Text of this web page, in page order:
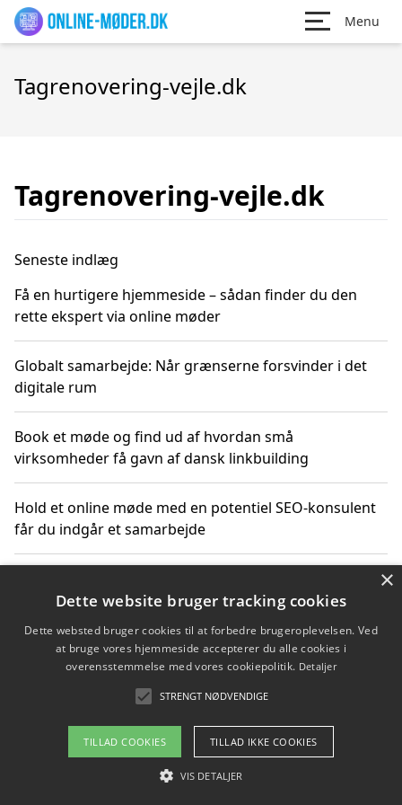
Menu
Tagrenovering-vejle.dk
Tagrenovering-vejle.dk
Seneste indlæg
Få en hurtigere hjemmeside – sådan finder du den
rette ekspert via online møder
Globalt samarbejde: Når grænserne forsvinder i det
digitale rum
Book et møde og find ud af hvordan små
virksomheder få gavn af dansk linkbuilding
Hold et online møde med en potentiel SEO-konsulent
får du indgår et samarbejde
Hold et møde med en WordPress ekspert og vælg den
mest professionelle til at vedligeholde din løsning
Copyright 2026 - Pilanto Aps
Om / kontakt
×
Dette website bruger tracking cookies
Dette websted bruger cookies til at forbedre brugeroplevelsen. Ved
at bruge vores hjemmeside accepterer du alle cookies i
overensstemmelse med vores cookiepolitik. Detaljer
STRENGT NØDVENDIGE
TILLAD COOKIES TILLAD IKKE COOKIES
VIS DETALJER